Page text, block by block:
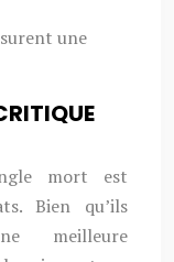
une
mort est
Bien qu’ils
meilleure